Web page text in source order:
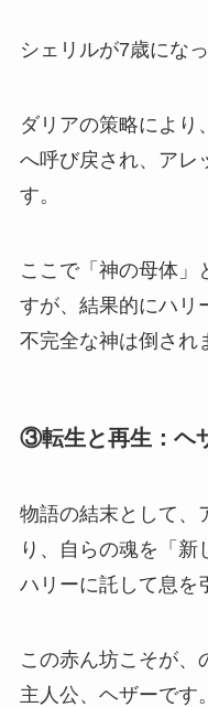
シェリルが7歳にな
ダリアの策略により
へ呼び戻され、アレ
す。
ここで「神の母体」
すが、結果的にハリ
不完全な神は倒され
③転生と再生：ヘ
物語の結末として、
り、自らの魂を「新
ハリーに託して息を
この赤ん坊こそが、
主人公、ヘザーです。